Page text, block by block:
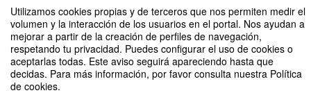
Utilizamos cookies propias y de terceros que nos permiten medir el
volumen y la interacción de los usuarios en el portal. Nos ayudan a
mejorar a partir de la creación de perfiles de navegación,
respetando tu privacidad. Puedes configurar el uso de cookies o
aceptarlas todas. Este aviso seguirá apareciendo hasta que
decidas. Para más información, por favor consulta nuestra Política
de cookies.
Contributors